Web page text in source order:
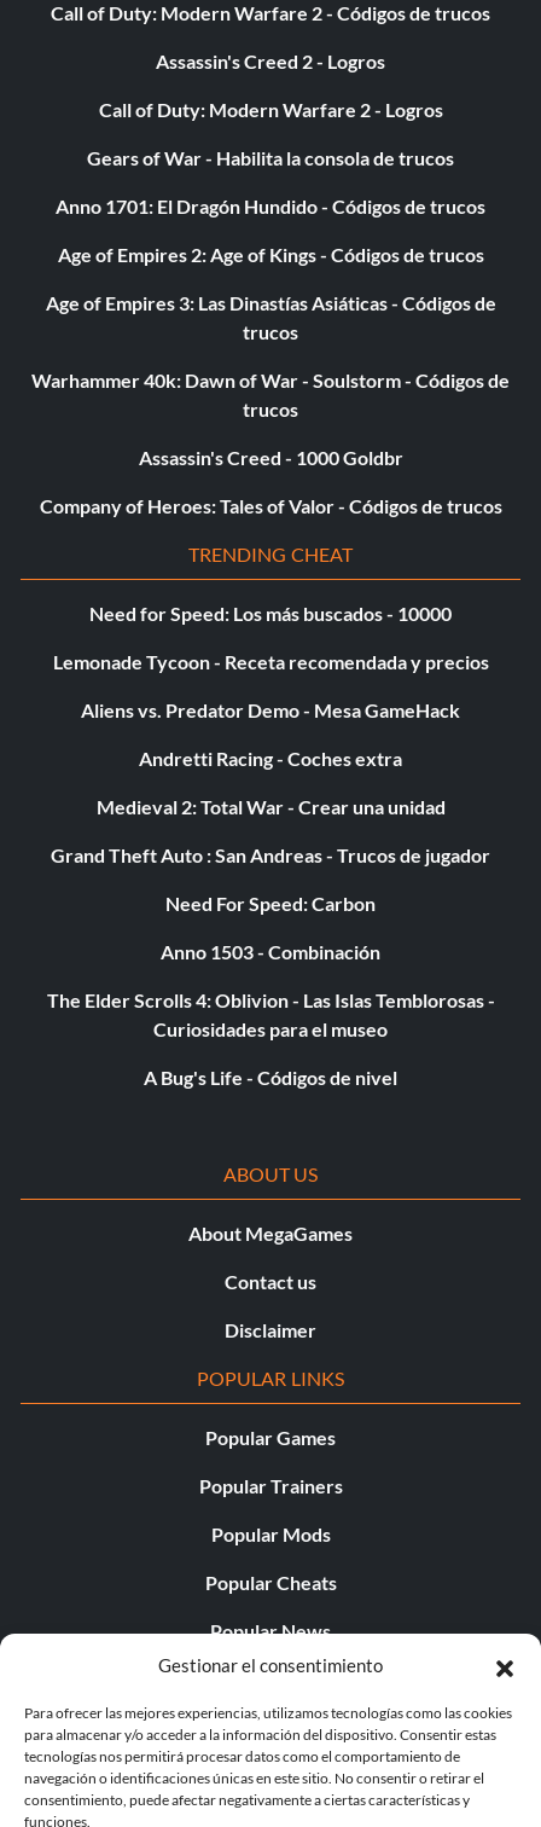
Gestionar el consentimiento
Para ofrecer las mejores experiencias, utilizamos tecnologías como las cookies
para almacenar y/o acceder a la información del dispositivo. Consentir estas
tecnologías nos permitirá procesar datos como el comportamiento de
navegación o identificaciones únicas en este sitio. No consentir o retirar el
consentimiento, puede afectar negativamente a ciertas características y
funciones.
Call of Duty: Modern Warfare 2 - Códigos de trucos
Assassin's Creed 2 - Logros
Call of Duty: Modern Warfare 2 - Logros
Gears of War - Habilita la consola de trucos
Anno 1701: El Dragón Hundido - Códigos de trucos
Age of Empires 2: Age of Kings - Códigos de trucos
Age of Empires 3: Las Dinastías Asiáticas - Códigos de
trucos
Warhammer 40k: Dawn of War - Soulstorm - Códigos de
trucos
Assassin's Creed - 1000 Goldbr
Company of Heroes: Tales of Valor - Códigos de trucos
TRENDING CHEAT
Need for Speed: Los más buscados - 10000
Lemonade Tycoon - Receta recomendada y precios
Aliens vs. Predator Demo - Mesa GameHack
Andretti Racing - Coches extra
Medieval 2: Total War - Crear una unidad
Grand Theft Auto : San Andreas - Trucos de jugador
Need For Speed: Carbon
Anno 1503 - Combinación
The Elder Scrolls 4: Oblivion - Las Islas Temblorosas -
Curiosidades para el museo
A Bug's Life - Códigos de nivel
ABOUT US
About MegaGames
Contact us
Disclaimer
POPULAR LINKS
Popular Games
Popular Trainers
Popular Mods
Popular Cheats
Popular News
Popular Editorials
Popular Free Games
LATEST UPDATES